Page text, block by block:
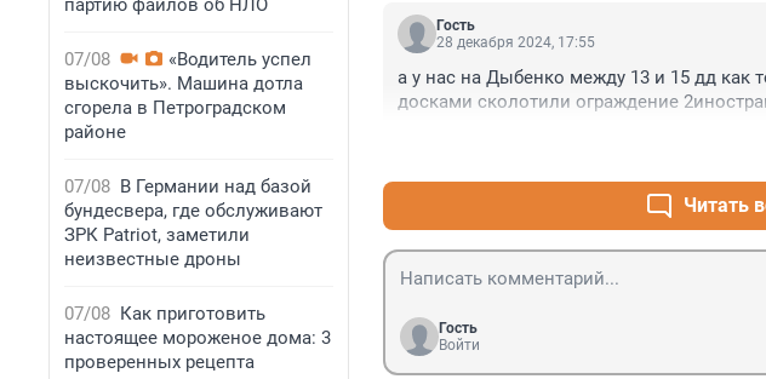
партию файлов об НЛО
07/08
«Водитель успел
выскочить». Машина дотла
сгорела в Петроградском
районе
07/08 В Германии над базой
бундесвера, где обслуживают
ЗРК Patriot, заметили
неизвестные дроны
07/08 Как приготовить
настоящее мороженое дома: 3
проверенных рецепта
Гость
28 декабря 2024, 17:55
а у нас на Дыбенко между 13 и 15 дд как
досками сколотили ограждение
Читать
Гость
Войти